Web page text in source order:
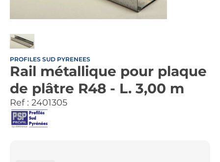
PROFILES SUD PYRENEES
Rail métallique pour plaque
de plâtre R48 - L. 3,00 m
Ref : 2401305